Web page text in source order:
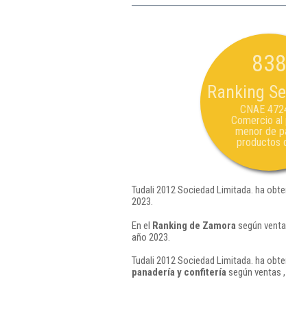
838
Ranking
CNAE
Comercio al
menor de
productos
Tudali 2012 Sociedad Limitada. ha
2023.
En el Ranking de Zamora según
año 2023.
Tudali 2012 Sociedad Limitada. ha
panadería y confiteríasegún ventas